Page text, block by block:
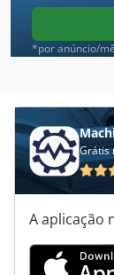
Alzmetall Ax
Alzmetall Ax
Alztronic 14
Ammann Av
Aszx 648
Aço De
Dx A 41
*por anúncio/
Grátis
A aplicação